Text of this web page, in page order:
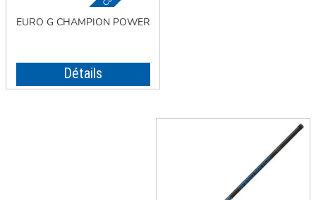
EURO G CHAMPION POWER
Détails